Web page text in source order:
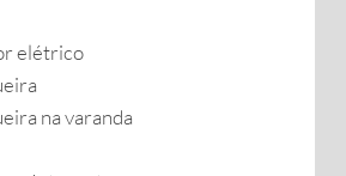
elétrico
na varanda